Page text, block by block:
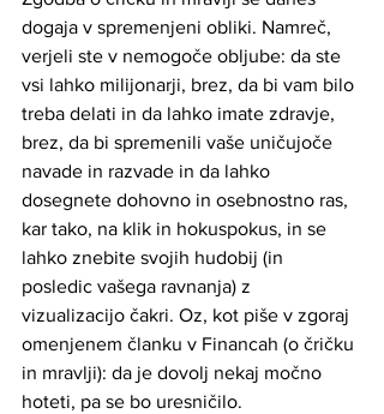
dogaja v spremenjeni obliki. Namreč,
verjeli ste v nemogoče obljube: da ste
vsi lahko milijonarji, brez, da bi vam bilo
treba delati in da lahko imate zdravje,
brez, da bi spremenili vaše uničujoče
navade in razvade in da lahko
dosegnete dohovno in osebnostno ras,
kar tako, na klik in hokuspokus, in se
lahko znebite svojih hudobij (in
posledic vašega ravnanja) z
vizualizacijo čakri. Oz, kot piše v zgoraj
omenjenem članku v Financah (o čričku
in mravlji): da je dovolj nekaj močno
hoteti, pa se bo uresničilo.